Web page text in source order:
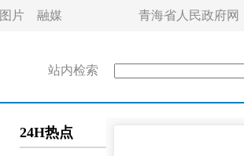
图片 融媒 青海省人民政府网
站内检索
24H热点